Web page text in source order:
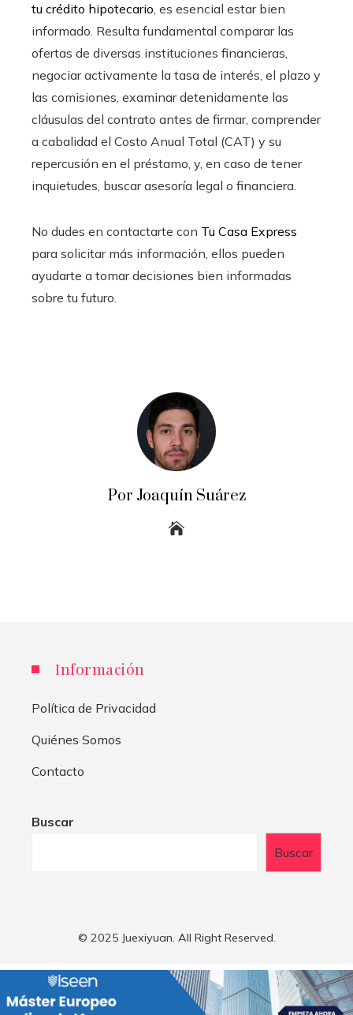
tu crédito hipotecario, es esencial estar bien
informado. Resulta fundamental comparar las
ofertas de diversas instituciones financieras,
negociar activamente la tasa de interés, el plazo y
las comisiones, examinar detenidamente las
cláusulas del contrato antes de firmar, comprender
a cabalidad el Costo Anual Total (CAT) y su
repercusión en el préstamo, y, en caso de tener
inquietudes, buscar asesoría legal o financiera.
No dudes en contactarte con Tu Casa Express
para solicitar más información, ellos pueden
ayudarte a tomar decisiones bien informadas
sobre tu futuro.
Por Joaquín Suárez
Información
Política de Privacidad
Quiénes Somos
Contacto
Buscar
Buscar
© 2025 Juexiyuan. All Right Reserved.